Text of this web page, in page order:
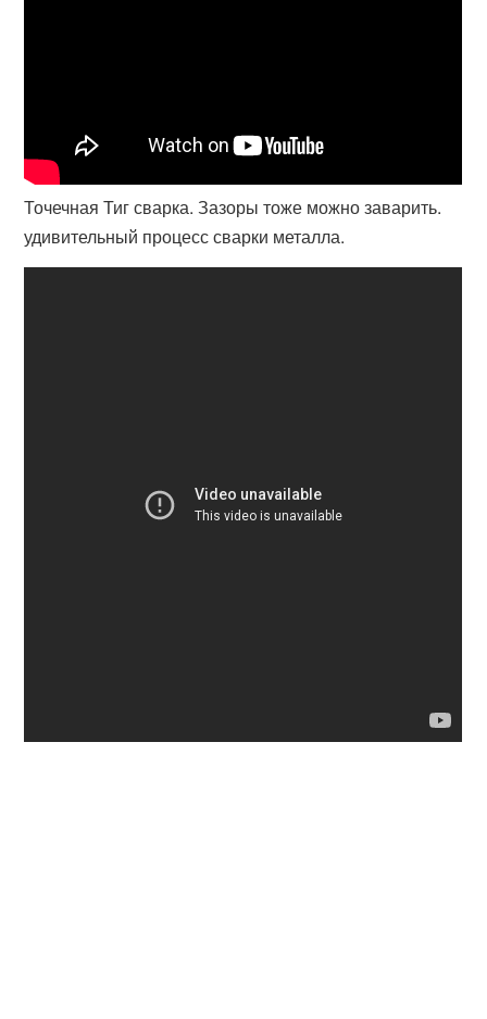
Точечная Тиг сварка. Зазоры тоже можно заварить.
удивительный процесс сварки металла.